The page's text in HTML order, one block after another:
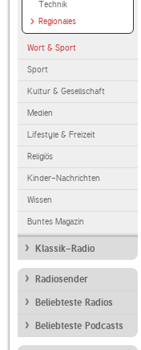
Technik
Regionales
Wort & Sport
Sport
Kultur & Gesellschaft
Medien
Lifestyle & Freizeit
Religiös
Kinder-Nachrichten
Wissen
Buntes Magazin
Klassik-Radio
Radiosender
Beliebteste Radios
Beliebteste Podcasts